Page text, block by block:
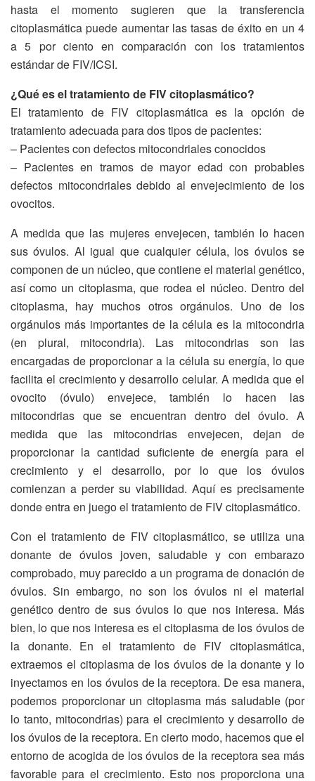
hasta el momento sugieren que la transferencia
citoplasmática puede aumentar las tasas de éxito en un 4
a 5 por ciento en comparación con los tratamientos
estándar de FIV/ICSI.
¿Qué es el tratamiento de FIV citoplasmático?
El tratamiento de FIV citoplasmática es la opción de
tratamiento adecuada para dos tipos de pacientes:
– Pacientes con defectos mitocondriales conocidos
– Pacientes en tramos de mayor edad con probables
defectos mitocondriales debido al envejecimiento de los
ovocitos.
A medida que las mujeres envejecen, también lo hacen
sus óvulos. Al igual que cualquier célula, los óvulos se
componen de un núcleo, que contiene el material genético,
así como un citoplasma, que rodea el núcleo. Dentro del
citoplasma, hay muchos otros orgánulos. Uno de los
orgánulos más importantes de la célula es la mitocondria
(en plural, mitocondria). Las mitocondrias son las
encargadas de proporcionar a la célula su energía, lo que
facilita el crecimiento y desarrollo celular. A medida que el
ovocito (óvulo) envejece, también lo hacen las
mitocondrias que se encuentran dentro del óvulo. A
medida que las mitocondrias envejecen, dejan de
proporcionar la cantidad suficiente de energía para el
crecimiento y el desarrollo, por lo que los óvulos
comienzan a perder su viabilidad. Aquí es precisamente
donde entra en juego el tratamiento de FIV citoplasmático.
Con el tratamiento de FIV citoplasmático, se utiliza una
donante de óvulos joven, saludable y con embarazo
comprobado, muy parecido a un programa de donación de
óvulos. Sin embargo, no son los óvulos ni el material
genético dentro de sus óvulos lo que nos interesa. Más
bien, lo que nos interesa es el citoplasma de los óvulos de
la donante. En el tratamiento de FIV citoplasmática,
extraemos el citoplasma de los óvulos de la donante y lo
inyectamos en los óvulos de la receptora. De esa manera,
podemos proporcionar un citoplasma más saludable (por
lo tanto, mitocondrias) para el crecimiento y desarrollo de
los óvulos de la receptora. En cierto modo, hacemos que el
entorno de acogida de los óvulos de la receptora sea más
favorable para el crecimiento. Esto nos proporciona una